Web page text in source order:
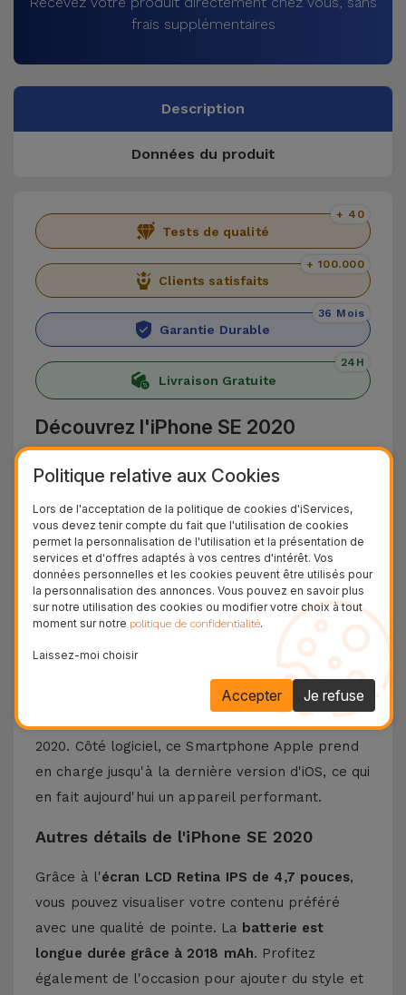
frais supplémentaires
Description
Données du produit
Tests de qualité
+ 40
Clients satisfaits
+ 100.000
Garantie Durable
36 Mois
Livraison Gratuite
24H
Découvrez l'iPhone SE 2020
L' iPhone SE 2020
a ramené la nostalgie du
composants et des performances de pointe du
produit phare de la marque à l'époque - l'iPhone
11. Malgré le mêmecapteur de 12 MPque
l'iPhone 8, ce modèle dispose d'un potentiel de
traitement d'image supérieur, y compris dans les
dispose d'une puce
A13 Bionic, à la hauteur des
performances des appareils haut de gamme de
2020. Côté logiciel, ce Smartphone Apple prend
en charge jusqu'à la dernière version d'iOS, ce qui
en fait aujourd'hui un appareil performant.
Autres détails de l'iPhone SE 2020
Grâce à l'écran LCD Retina IPS de 4,7 pouces,
vous pouvez visualiser votre contenu préféré
avec une qualité de pointe. La batterie est
longue durée grâce à 2018 mAh. Profitez
également de l'occasion pour ajouter du style et
Politique relative aux Cookies
Lors de l'acceptation de la politique de cookies d'iServices,
vous devez tenir compte du fait que l'utilisation de cookies
permet la personnalisation de l'utilisation et la présentation de
services et d'offres adaptés à vos centres d'intérêt. Vos
données personnelles et les cookies peuvent être utilisés pour
la personnalisation des annonces. Vous pouvez en savoir plus
sur notre utilisation des cookies ou modifier votre choix à tout
moment sur notre politique de confidentialité.
Laissez-moi choisir
Je refuse
Accepter